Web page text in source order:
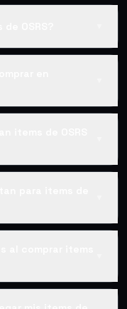
en
items de OSRS
para items de
al comprar items